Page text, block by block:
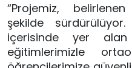
“Projemiz, belirlenen
şekilde sürdürülüyor.
içerisinde yer alan
eğitimlerimizle